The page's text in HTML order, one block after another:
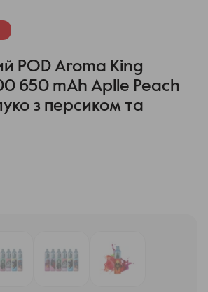
POD Aroma King
650 mAh Aplle Peach
з персиком та